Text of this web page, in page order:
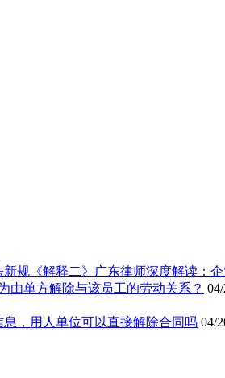
新规《解释二》广东律师深度解读：
由单方解除与该员工的劳动关系？
，用人单位可以直接解除合同吗 04/